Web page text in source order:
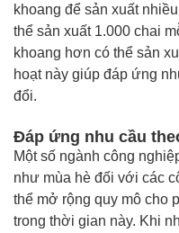
khoang để sản xuất
thể sản xuất 1.000 chai
khoang hơn có thể sản
hoạt này giúp đáp ứng
đổi.
Đáp ứng nhu cầu
Một số ngành công
như mùa hè đối với các
thể mở rộng quy mô cho
trong thời gian này. Khi